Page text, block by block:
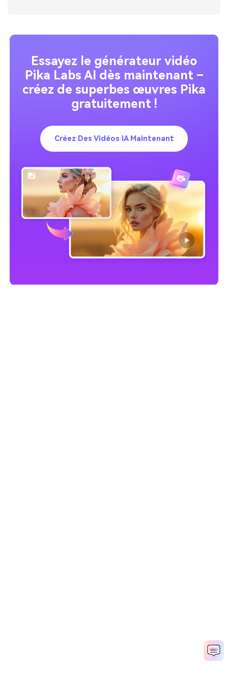
Essayez le générateur vidéo
Pika Labs AI dès maintenant –
créez de superbes œuvres Pika
gratuitement !
Créez Des Vidéos IA Maintenant